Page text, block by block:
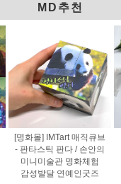
MD추천
[명화몰] IMTart 매직큐브
- 판타스틱 판다 / 손안의
미니미술관 명화체험
감성발달 연예인굿즈